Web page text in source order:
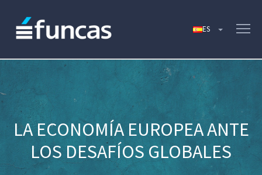
LA ECONOMÍA EUROPEA ANTE
LOS DESAFÍOS GLOBALES